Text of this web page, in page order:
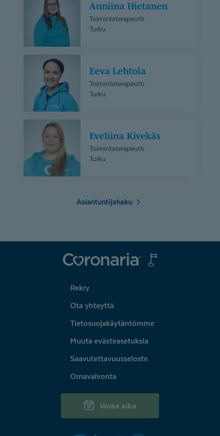
Hietanen
Anniina Hietanen
Toimintaterapeutti
Turku
Lehtola
Eeva Lehtola
Toimintaterapeutti
Turku
Eveliina
Kivekäs
Eveliina Kivekäs
Toimintaterapeutti
Turku
Asiantuntijahaku
Coronaria
Rekry
Ota yhteyttä
Tietosuojakäytäntömme
Muuta evästeasetuksia
Saavutettavuusseloste
Omavalvonta
Varaa aika